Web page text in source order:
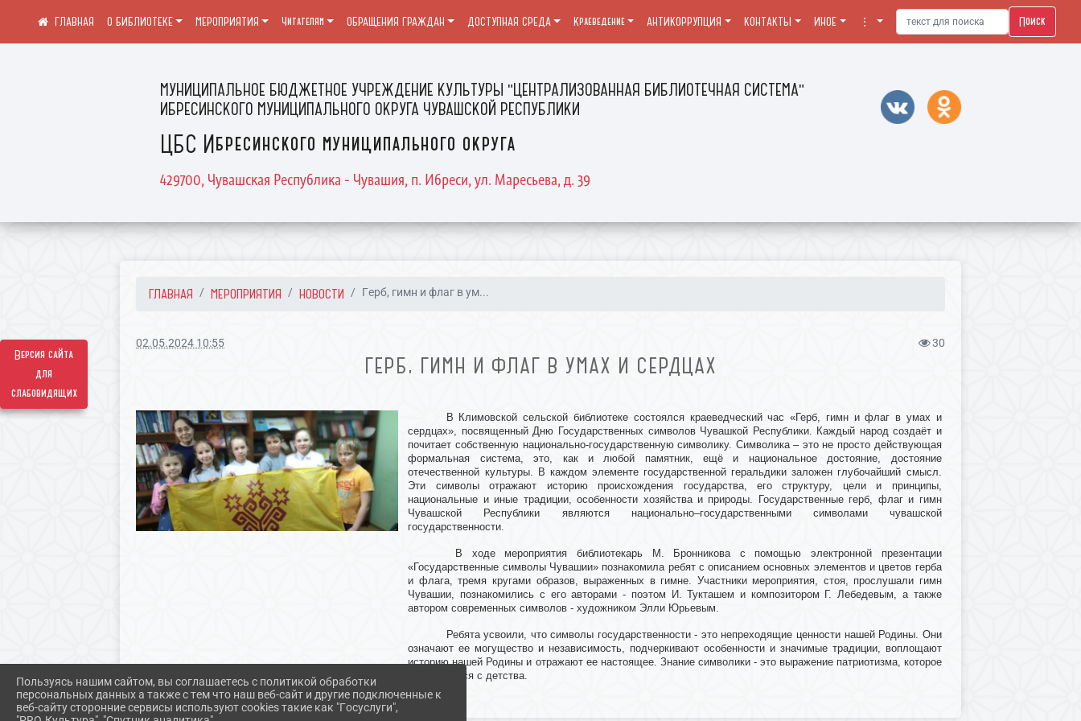
Версия сайта
для
слабовидящих
МУНИЦИПАЛЬНОЕ БЮДЖЕТНОЕ УЧРЕЖДЕНИЕ КУЛЬТУРЫ "ЦЕНТРАЛИЗОВАННАЯ БИБЛИОТЕЧНАЯ СИСТЕМА"
ИБРЕСИНСКОГО МУНИЦИПАЛЬНОГО ОКРУГА ЧУВАШСКОЙ РЕСПУБЛИКИ
ЦБС Ибресинского муниципального округа
429700, Чувашская Республика - Чувашия, п. Ибреси, ул. Маресьева, д. 39
О БИБЛИОТЕКЕ МЕРОПРИЯТИЯ Читателям ОБРАЩЕНИЯ ГРАЖДАН ДОСТУПНАЯ СРЕДА Краеведение АНТИКОРРУПЦИЯ КОНТАКТЫ ИНОЕ ⋮ Поиск
ГЛАВНАЯ МЕРОПРИЯТИЯ НОВОСТИ Герб, гимн и флаг в ум...
02.05.2024 10:55 30
ГЕРБ, ГИМН И ФЛАГ В УМАХ И СЕРДЦАХ
В Климовской сельской библиотеке состоялся краеведческий час «Герб, гимн и флаг в умах и
сердцах», посвященный Дню Государственных символов Чувашкой Республики. Каждый народ создаёт и
почитает собственную национально-государственную символику. Символика – это не просто действующая
формальная система, это, как и любой памятник, ещё и национальное достояние, достояние
отечественной культуры. В каждом элементе государственной геральдики заложен глубочайший смысл.
Эти символы отражают историю происхождения государства, его структуру, цели и принципы,
национальные и иные традиции, особенности хозяйства и природы. Государственные герб, флаг и гимн
Чувашской Республики являются национально–государственными символами чувашской
государственности.
В ходе мероприятия библиотекарь М. Бронникова с помощью электронной презентации
«Государственные символы Чувашии» познакомила ребят с описанием основных элементов и цветов герба
и флага, тремя кругами образов, выраженных в гимне. Участники мероприятия, стоя, прослушали гимн
Чувашии, познакомились с его авторами - поэтом И. Тукташем и композитором Г. Лебедевым, а также
автором современных символов - художником Элли Юрьевым.
Ребята усвоили, что символы государственности - это непреходящие ценности нашей Родины. Они
означают ее могущество и независимость, подчеркивают особенности и значимые традиции, воплощают
историю нашей Родины и отражают ее настоящее. Знание символики - это выражение патриотизма, которое
формируется с детства.
Пользуясь нашим сайтом, вы соглашаетесь с политикой обработки
персональных данных а также с тем что наш веб-сайт и другие подключенные к
веб-сайту сторонние сервисы используют cookies такие как "Госуслуги",